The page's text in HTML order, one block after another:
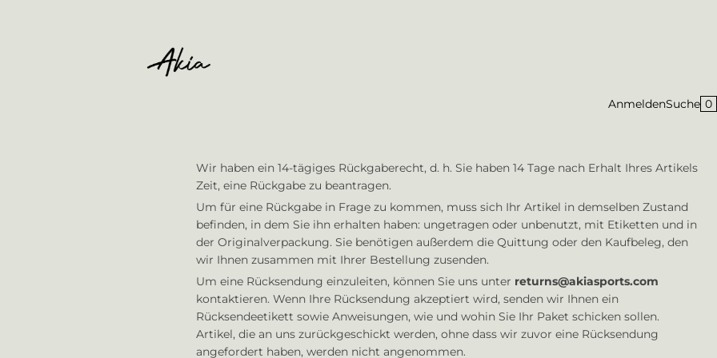
Ihr Warenkorb ist leer
AnmeldenSuche 0
Wir haben ein 14-tägiges Rückgaberecht, d. h. Sie haben 14 Tage nach Erhalt Ihres Artikels
Zeit, eine Rückgabe zu beantragen.
Um für eine Rückgabe in Frage zu kommen, muss sich Ihr Artikel in demselben Zustand
befinden, in dem Sie ihn erhalten haben: ungetragen oder unbenutzt, mit Etiketten und in
der Originalverpackung. Sie benötigen außerdem die Quittung oder den Kaufbeleg, den
wir Ihnen zusammen mit Ihrer Bestellung zusenden.
Um eine Rücksendung einzuleiten, können Sie uns unter returns@akiasports.com
kontaktieren. Wenn Ihre Rücksendung akzeptiert wird, senden wir Ihnen ein
Rücksendeetikett sowie Anweisungen, wie und wohin Sie Ihr Paket schicken sollen.
Artikel, die an uns zurückgeschickt werden, ohne dass wir zuvor eine Rücksendung
angefordert haben, werden nicht angenommen.